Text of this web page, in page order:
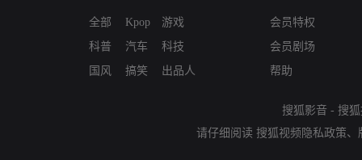
全部
科普
国风
Kpop
汽车
搞笑
游戏
科技
出品人
会员特权
会员剧场
帮助
搜狐影音 - 搜
请仔细阅读 搜狐视频隐私政策、